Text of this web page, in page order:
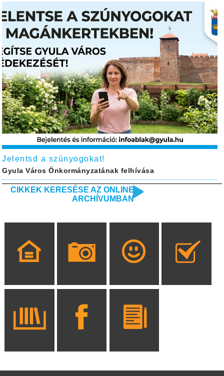
Jelentsd a szúnyogokat!
Gyula Város Önkormányzatának felhívása
CIKKEK KERESÉSE AZ ONLINE
ARCHÍVUMBAN